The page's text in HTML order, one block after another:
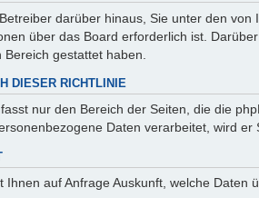
darüber hinaus, Sie unter den
über das Board erforderlich ist.
gestattet haben.
DIESER RICHTLINIE
nur den Bereich der Seiten, die die
Daten verarbeitet, wird
Ihnen auf Anfrage Auskunft, welche Daten